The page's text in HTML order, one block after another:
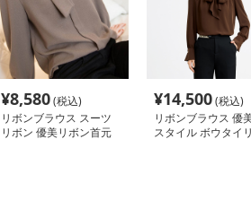
¥8,580(税込)
リボンブラウス スーツ
リボン 優美リボン首元
¥14,500(税込)
リボンブラウス 優
スタイル ボウタイ